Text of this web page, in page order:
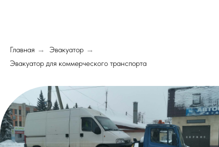
Главная → Эвакуатор →
Эвакуатор для коммерческого транспорта